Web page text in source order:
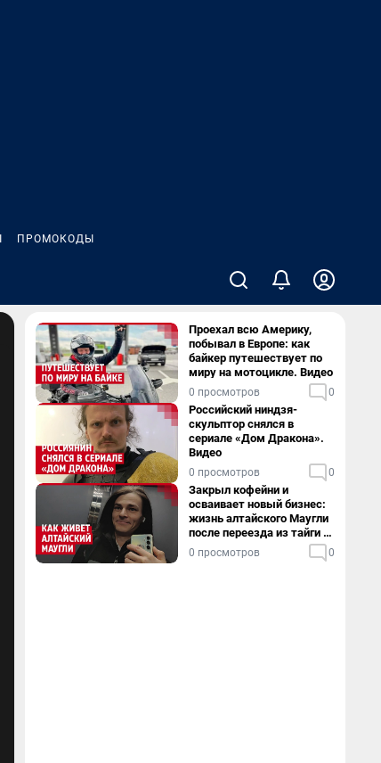
ПРОМОКОДЫ
Проехал всю Америку,
побывал в Европе: как
байкер путешествует по
миру на мотоцикле. Видео
0 просмотров 0
Российский ниндзя-
скульптор снялся в
сериале «Дом Дракона».
Видео
0 просмотров 0
Закрыл кофейни и
осваивает новый бизнес:
жизнь алтайского Маугли
после переезда из тайги в
столицу
0 просмотров 0